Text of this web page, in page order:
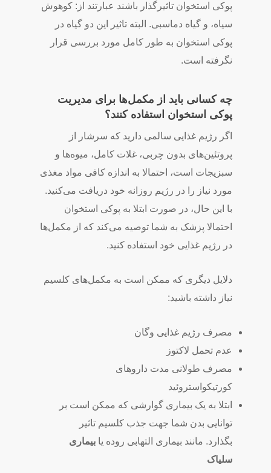
پوکی استخوان تاثیرگذار باشند عبارت­ند از: کوهوش
سیاه، و گیاه دم­اسبی. البته تاثیر این دو گیاه در
پوکی استخوان به طور کامل مورد بررسی قرار
نگرفته است.
چه کسانی باید از مکمل­‌ها برای مدیریت
پوکی استخوان استفاده کنند؟
اگر رژیم غذایی سالمی دارید که سرشار از
پروتئین­‌های بدون چربی، غلات کامل، میوه‌­ها و
سبزیجات است، احتمالا به اندازه کافی مواد مغذی
مورد نیاز را در رژیم روزانه خود دریافت می­‌کنید.
با این حال، در صورت ابتلا به پوکی استخوان
احتمالا پزشک به شما توصیه می‌­کند که از مکمل­‌ها
در رژیم غذایی خود استفاده کنید.
دلایل دیگری که ممکن است به مکمل­‌های کلسیم
نیاز داشته باشید:
مصرف رژیم غذایی وگان
عدم تحمل لاکتوز
مصرف طولانی­ مدت داروهای
کورتیکواستروئید
ابتلا به یک بیماری گوارشی که ممکن است بر
توانایی بدن شما جهت جذب کلسیم تاثیر
بگذارد. مانند بیماری التهابی روده یا بیماری
سلیاک